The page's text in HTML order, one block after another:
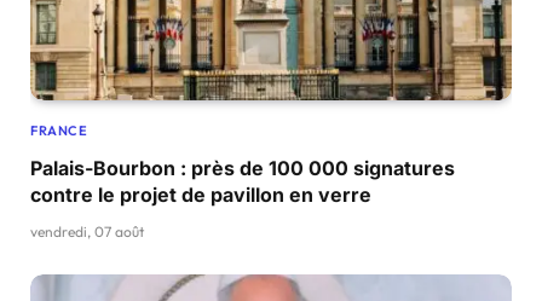
FRANCE
Palais-Bourbon : près de 100 000 signatures
contre le projet de pavillon en verre
vendredi, 07 août